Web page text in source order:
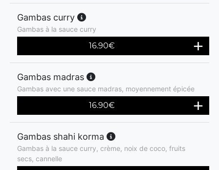
Gambas curry
Gambas à la sauce curry
16.90€
Gambas madras
Gambas avec une sauce madras, moyennement épicée
16.90€
Gambas shahi korma
Gambas à la sauce curry, crème, noix de coco, fruits
secs, cannelle